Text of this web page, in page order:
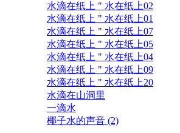
水滴在纸上 " 水在纸上02
水滴在纸上 " 水在纸上01
水滴在纸上 " 水在纸上07
水滴在纸上 " 水在纸上05
水滴在纸上 " 水在纸上04
水滴在纸上 " 水在纸上09
水滴在纸上 " 水在纸上20
水滴在山洞里
一滴水
椰子水的声音 (2)